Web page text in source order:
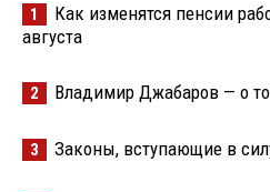
1
Как изменятся пенсии
августа
2 Владимир Джабаров — о
3 Законы, вступающие в